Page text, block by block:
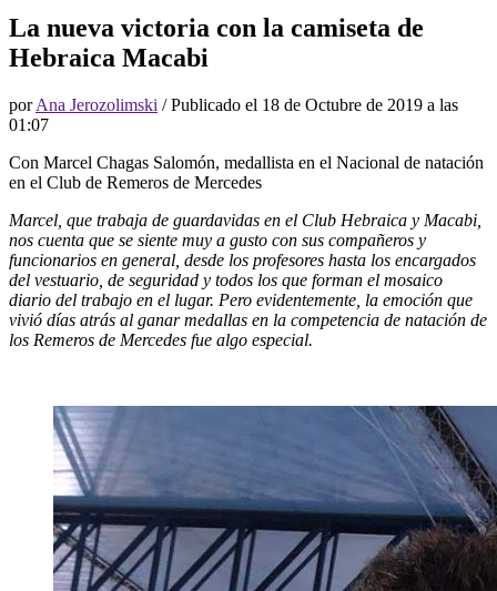
La nueva victoria con la camiseta de
Hebraica Macabi
porAna Jerozolimski / Publicado el 18 de Octubre de 2019 a las
01:07
Con Marcel Chagas Salomón, medallista en el Nacional de natación
en el Club de Remeros de Mercedes
Marcel, que trabaja de guardavidas en el Club Hebraica y Macabi,
nos cuenta que se siente muy a gusto con sus compañeros y
funcionarios en general, desde los profesores hasta los encargados
del vestuario, de seguridad y todos los que forman el mosaico
diario del trabajo en el lugar. Pero evidentemente, la emoción que
vivió días atrás al ganar medallas en la competencia de natación de
los Remeros de Mercedes fue algo especial.